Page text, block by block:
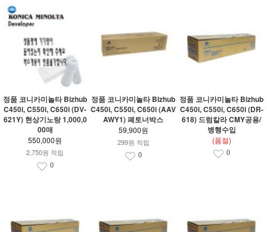
정품 코니카미놀타 Bizhub
C450i, C550i, C650i (DV-
621Y) 현상기노랑 1,000,0
00매
550,000원
2,750원 적립
0
정품 코니카미놀타 Bizhub
C450i, C550i, C650i (AAV
AWY1) 폐토너박스
59,900원
299원 적립
0
정품 코니카미놀타 Bizhub
C450i, C550i, C650i (DR-
618) 드럼칼라 CMY공용/
병행수입
(품절)
0